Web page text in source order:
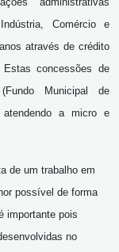
Comércio e
através de crédito
concessões de
Municipal de
atendendo a micro e
de um trabalho em
possível de forma
importante pois
no